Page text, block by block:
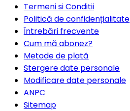
Termeni si Conditii
Politică de confidențialitate
Întrebări frecvente
Cum mă abonez?
Metode de plată
Stergere date personale
Modificare date personale
ANPC
Sitemap